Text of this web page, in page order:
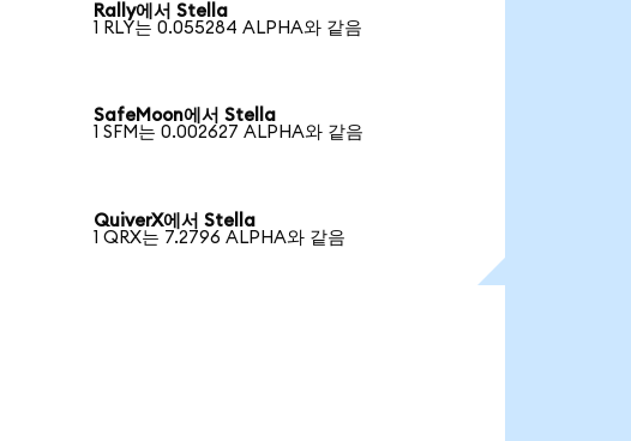
Rally에서 Stella
1 RLY는 0.055284 ALPHA와 같음
SafeMoon에서 Stella
1 SFM는 0.002627 ALPHA와 같음
QuiverX에서 Stella
1 QRX는 7.2796 ALPHA와 같음